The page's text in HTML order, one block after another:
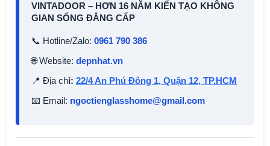
VINTADOOR – HƠN 16 NĂM KIẾN TẠO KHÔNG
GIAN SỐNG ĐẲNG CẤP
📞 Hotline/Zalo: 0961 790 386
🌐 Website: depnhat.vn
📍 Địa chỉ: 22/4 An Phú Đông 1, Quận 12, TP.HCM
📧 Email: ngoctienglasshome@gmail.com